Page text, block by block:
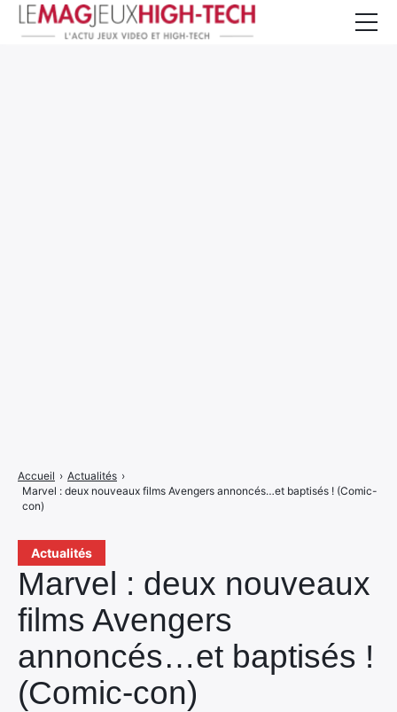
Actualités
Marvel : deux nouveaux
films Avengers
annoncés…et baptisés !
(Comic-con)
Accueil › Actualités ›
Marvel : deux nouveaux films Avengers annoncés…et baptisés ! (Comic-
con)